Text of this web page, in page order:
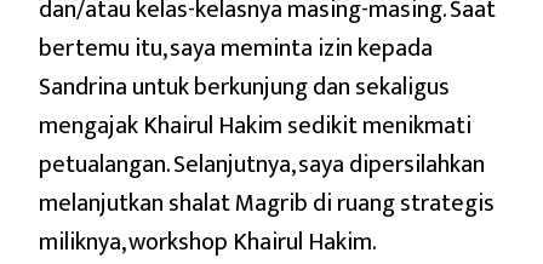
dan/atau kelas-kelasnya masing-masing. Saat
bertemu itu, saya meminta izin kepada
Sandrina untuk berkunjung dan sekaligus
mengajak Khairul Hakim sedikit menikmati
petualangan. Selanjutnya, saya dipersilahkan
melanjutkan shalat Magrib di ruang strategis
miliknya, workshop Khairul Hakim.